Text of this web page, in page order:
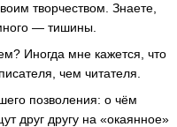
творчеством. Знаете,
— тишины.
Иногда мне кажется, что
чем читателя.
позволения: о чём
друг другу на «окаянное»